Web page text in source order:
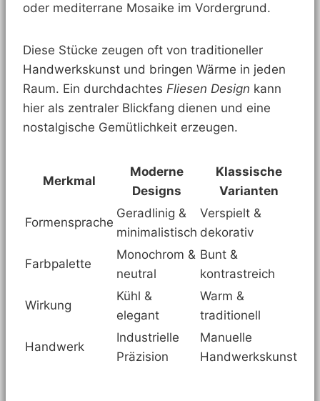
oder mediterrane Mosaike im Vordergrund.
Diese Stücke zeugen oft von traditioneller
Handwerkskunst und bringen Wärme in jeden
Raum. Ein durchdachtes Fliesen Design kann
hier als zentraler Blickfang dienen und eine
nostalgische Gemütlichkeit erzeugen.
Merkmal
Moderne
Designs
Klassische
Varianten
Formensprache
Geradlinig &
minimalistisch
Verspielt &
dekorativ
Farbpalette
Monochrom &
neutral
Bunt &
kontrastreich
Wirkung
Kühl &
elegant
Warm &
traditionell
Handwerk
Industrielle
Präzision
Manuelle
Handwerkskunst